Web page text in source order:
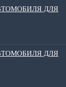
ДЛЯ
ДЛЯ